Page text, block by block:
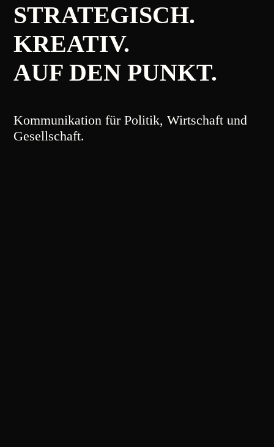
STRATEGISCH.
KREATIV.
AUF DEN PUNKT.
Kommunikation für Politik, Wirtschaft und
Gesellschaft.